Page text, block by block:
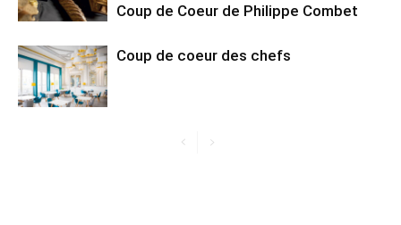
Coup de Coeur de Philippe Combet
Coup de coeur des chefs